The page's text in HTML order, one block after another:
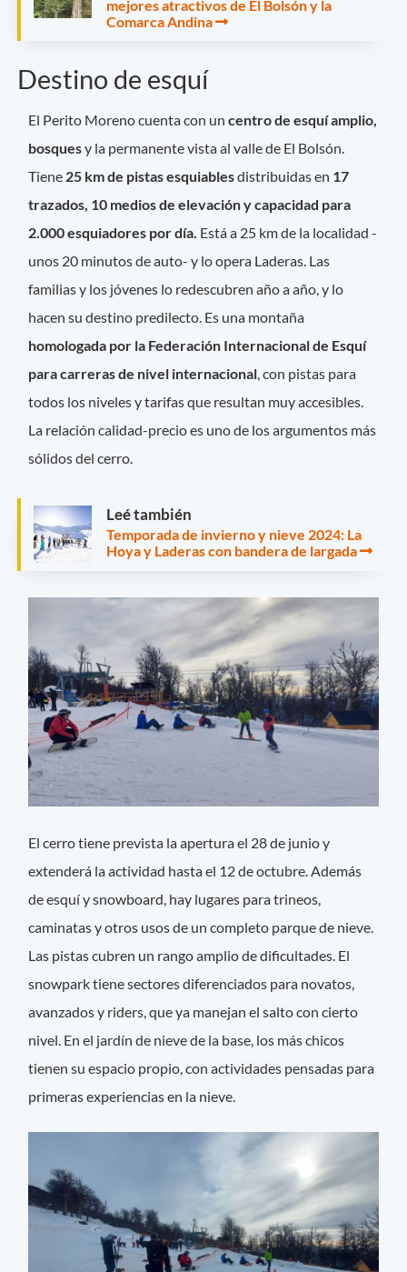
mejores atractivos de El Bolsón y la
Comarca Andina
Destino de esquí
El Perito Moreno cuenta con un centro de esquí amplio,
bosquesy la permanente vista al valle de El Bolsón.
Tiene 25 km de pistas esquiablesdistribuidas en 17
trazados, 10 medios de elevación y capacidad para
2.000 esquiadores por día. Está a 25 km de la localidad -
unos 20 minutos de auto- y lo opera Laderas. Las
familias y los jóvenes lo redescubren año a año, y lo
hacen su destino predilecto. Es una montaña
homologada por la Federación Internacional de Esquí
para carreras de nivel internacional, con pistas para
todos los niveles y tarifas que resultan muy accesibles.
La relación calidad-precio es uno de los argumentos más
sólidos del cerro.
Leé también
Temporada de invierno y nieve 2024: La
Hoya y Laderas con bandera de largada
El cerro tiene prevista la apertura el 28 de junio y
extenderá la actividad hasta el 12 de octubre. Además
de esquí y snowboard, hay lugares para trineos,
caminatas y otros usos de un completo parque de nieve.
Las pistas cubren un rango amplio de dificultades. El
snowpark tiene sectores diferenciados para novatos,
avanzados y riders, que ya manejan el salto con cierto
nivel. En el jardín de nieve de la base, los más chicos
tienen su espacio propio, con actividades pensadas para
primeras experiencias en la nieve.